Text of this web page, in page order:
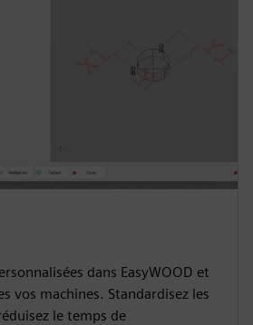
dans EasyWOOD et
vos machines. Standardisez les
le temps de